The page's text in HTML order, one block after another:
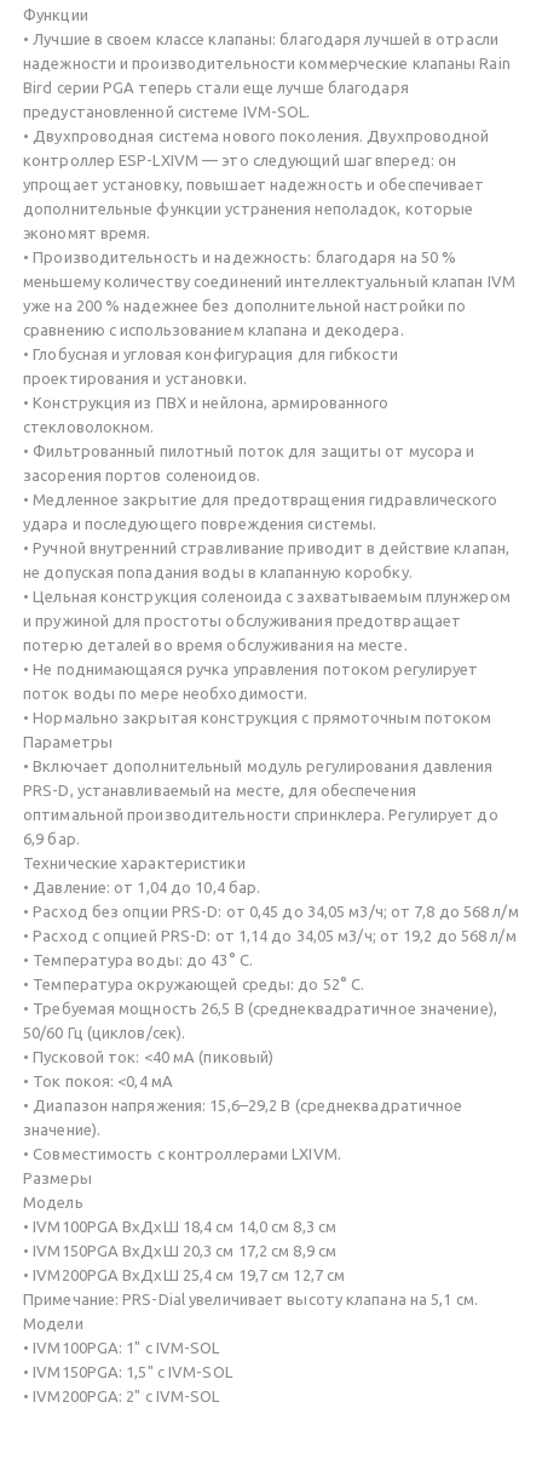
Функции
• Лучшие в своем классе клапаны: благодаря лучшей в отрасли
надежности и производительности коммерческие клапаны Rain
Bird серии PGA теперь стали еще лучше благодаря
предустановленной системе IVM-SOL.
• Двухпроводная система нового поколения. Двухпроводной
контроллер ESP-LXIVM — это следующий шаг вперед: он
упрощает установку, повышает надежность и обеспечивает
дополнительные функции устранения неполадок, которые
экономят время.
• Производительность и надежность: благодаря на 50 %
меньшему количеству соединений интеллектуальный клапан IVM
уже на 200 % надежнее без дополнительной настройки по
сравнению с использованием клапана и декодера.
• Глобусная и угловая конфигурация для гибкости
проектирования и установки.
• Конструкция из ПВХ и нейлона, армированного
стекловолокном.
• Фильтрованный пилотный поток для защиты от мусора и
засорения портов соленоидов.
• Медленное закрытие для предотвращения гидравлического
удара и последующего повреждения системы.
• Ручной внутренний стравливание приводит в действие клапан,
не допуская попадания воды в клапанную коробку.
• Цельная конструкция соленоида с захватываемым плунжером
и пружиной для простоты обслуживания предотвращает
потерю деталей во время обслуживания на месте.
• Не поднимающаяся ручка управления потоком регулирует
поток воды по мере необходимости.
• Нормально закрытая конструкция с прямоточным потоком
Параметры
• Включает дополнительный модуль регулирования давления
PRS-D, устанавливаемый на месте, для обеспечения
оптимальной производительности спринклера. Регулирует до
6,9 бар.
Технические характеристики
• Давление: от 1,04 до 10,4 бар.
• Расход без опции PRS-D: от 0,45 до 34,05 м3/ч; от 7,8 до 568 л/м
• Расход с опцией PRS-D: от 1,14 до 34,05 м3/ч; от 19,2 до 568 л/м
• Температура воды: до 43° C.
• Температура окружающей среды: до 52° C.
• Требуемая мощность 26,5 В (среднеквадратичное значение),
50/60 Гц (циклов/сек).
• Пусковой ток: <40 мА (пиковый)
• Ток покоя: <0,4 мА
• Диапазон напряжения: 15,6–29,2 В (среднеквадратичное
значение).
• Совместимость с контроллерами LXIVM.
Размеры
Модель
• IVM100PGA ВхДхШ 18,4 см 14,0 см 8,3 см
• IVM150PGA ВхДхШ 20,3 см 17,2 см 8,9 см
• IVM200PGA ВхДхШ 25,4 см 19,7 см 12,7 см
Примечание: PRS-Dial увеличивает высоту клапана на 5,1 см.
Модели
• IVM100PGA: 1" с IVM-SOL
• IVM150PGA: 1,5" с IVM-SOL
• IVM200PGA: 2" с IVM-SOL